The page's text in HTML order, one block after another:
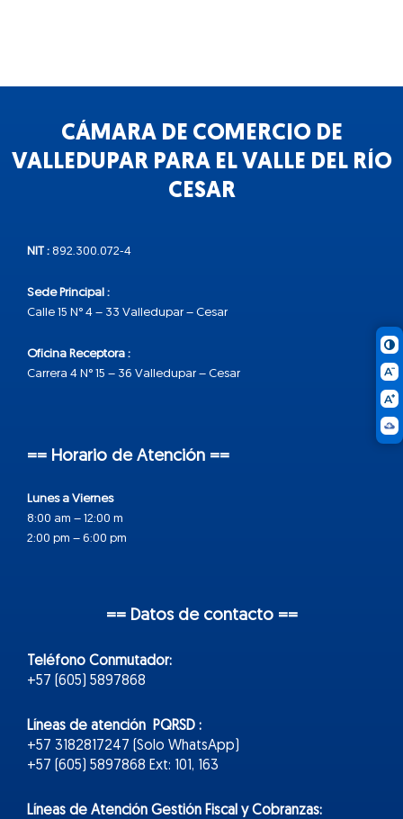
CÁMARA DE COMERCIO DE
VALLEDUPAR PARA EL VALLE DEL RÍO
CESAR
NIT : 892.300.072-4
Sede Principal :
Calle 15 N° 4 – 33 Valledupar – Cesar
Oficina Receptora :
Carrera 4 N° 15 – 36 Valledupar – Cesar
== Horario de Atención ==
Lunes a Viernes
8:00 am – 12:00 m
2:00 pm – 6:00 pm
== Datos de contacto ==
Teléfono Conmutador:
+57 (605) 5897868
Líneas de atención PQRSD :
+57 3182817247 (Solo WhatsApp)
+57 (605) 5897868 Ext: 101, 163
Líneas de Atención Gestión Fiscal y Cobranzas: